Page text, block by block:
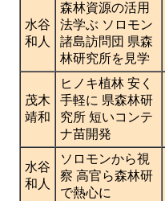
水谷
和人
森林資源の活用
法学ぶ ソロモン
諸島訪問団 県森
林研究所を見学
茂木
靖和
ヒノキ植林 安く
手軽に 県森林研
究所 短いコンテ
ナ苗開発
水谷
和人
ソロモンから視
察 高官ら森林研
で熱心に